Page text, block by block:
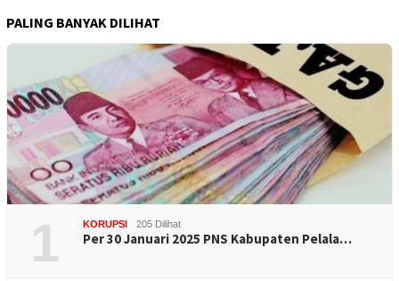
PALING BANYAK DILIHAT
1 KORUPSI 205 Dilihat
Per 30 Januari 2025 PNS Kabupaten Pelala…